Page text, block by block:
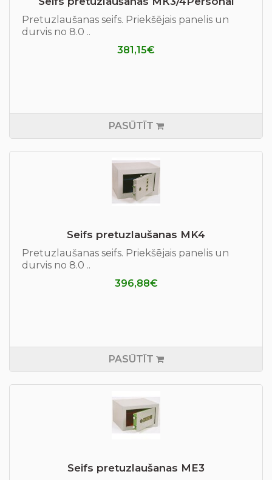
Pretuzlaušanas seifs. Priekšējais panelis un
durvis no 8.0 ..
381,15€
PASŪTĪT
Seifs pretuzlaušanas МK4
Pretuzlaušanas seifs. Priekšējais panelis un
durvis no 8.0 ..
396,88€
PASŪTĪT
Seifs pretuzlaušanas ME3